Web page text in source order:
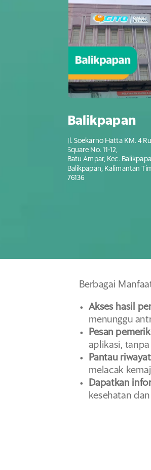
Balikpapan
Jl. Soekarno Hatta KM. 4
Square No. 11-12,
Batu Ampar, Kec.
Balikpapan, Kalimantan
76136
Berbagai
Akses hasil
menunggu
Pesan
aplikasi, tanpa
Pantau
melacak
Dapatkan
kesehatan